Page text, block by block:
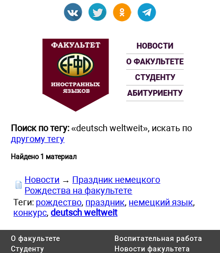
НОВОСТИ
О ФАКУЛЬТЕТЕ
СТУДЕНТУ
АБИТУРИЕНТУ
Поиск по тегу:«deutsch weltweit», искать по
другому тегу
Найдено 1 материал
Новости → Праздник немецкого
Рождества на факультете
Теги: рождество, праздник, немецкий язык,
конкурс,deutsch weltweit
О факультете
Студенту
Воспитательная работа
Новости факультета